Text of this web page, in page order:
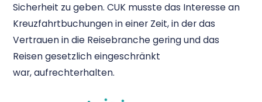
Sicherheit zu geben. CUK musste das Interesse an
Kreuzfahrtbuchungen in einer Zeit, in der das
Vertrauen in die Reisebranche gering und das
Reisen gesetzlich eingeschränkt
war, aufrechterhalten.